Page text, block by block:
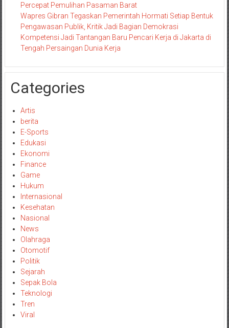
Percepat Pemulihan Pasaman Barat
Wapres Gibran Tegaskan Pemerintah Hormati Setiap Bentuk
Pengawasan Publik, Kritik Jadi Bagian Demokrasi
Kompetensi Jadi Tantangan Baru Pencari Kerja di Jakarta di
Tengah Persaingan Dunia Kerja
Categories
Artis
berita
E-Sports
Edukasi
Ekonomi
Finance
Game
Hukum
Internasional
Kesehatan
Nasional
News
Olahraga
Otomotif
Politik
Sejarah
Sepak Bola
Teknologi
Tren
Viral